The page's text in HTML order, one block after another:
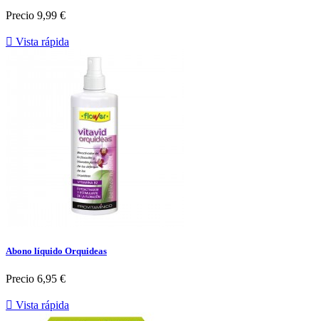
Precio 9,99 €
 Vista rápida
Abono líquido Orquideas
Precio 6,95 €
 Vista rápida